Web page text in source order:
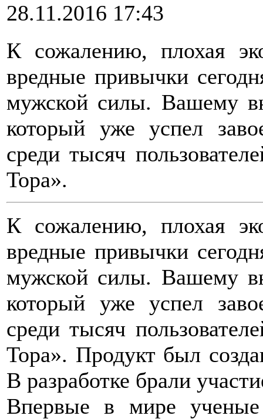
28.11.2016 17:43
К сожалению, плохая
вредные привычки
мужской силы. Вашему
который уже успел
среди тысяч
Тора».
К сожалению, плохая
вредные привычки
мужской силы. Вашему
который уже успел
среди тысяч
Тора». Продукт был
В разработке брали
Впервые в мире